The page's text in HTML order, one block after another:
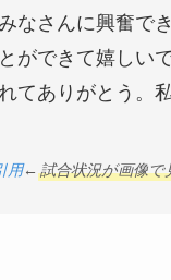
なさんに興奮で
ができて嬉しい
てありがとう。
用← 試合状況が画像で